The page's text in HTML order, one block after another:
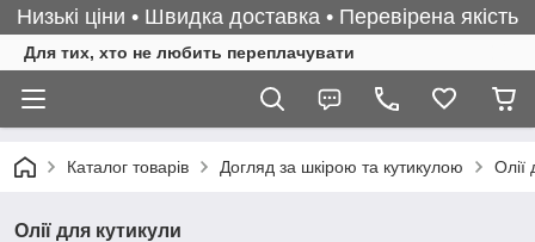
Низькі ціни • Швидка доставка • Перевірена якість
Для тих, хто не любить переплачувати
Каталог товарів Догляд за шкірою та кутикулою Олії
Олії для кутикули